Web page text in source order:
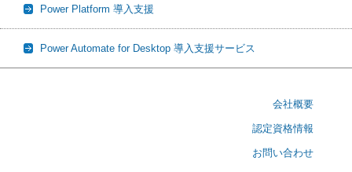
Power Platform 導入支援
Power Automate for Desktop 導入支援サービス
会社概要
認定資格情報
お問い合わせ